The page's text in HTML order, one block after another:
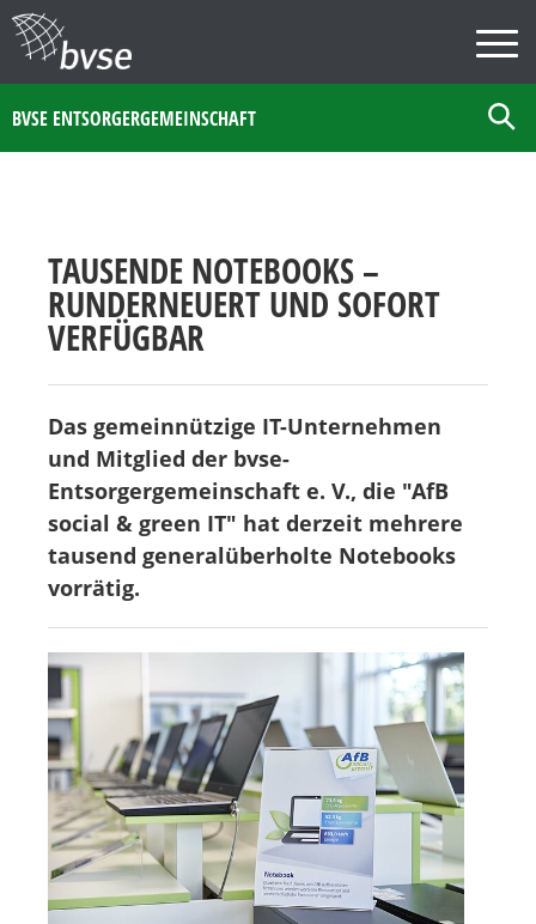
BVSE ENTSORGERGEMEINSCHAFT
TAUSENDE NOTEBOOKS –
RUNDERNEUERT UND SOFORT
VERFÜGBAR
Das gemeinnützige IT-Unternehmen
und Mitglied der bvse-
Entsorgergemeinschaft e. V., die "AfB
social & green IT" hat derzeit mehrere
tausend generalüberholte Notebooks
vorrätig.